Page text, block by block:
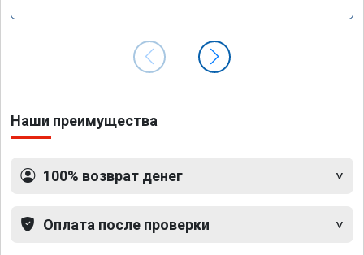
Наши преимущества
100% возврат денег
Оплата после проверки